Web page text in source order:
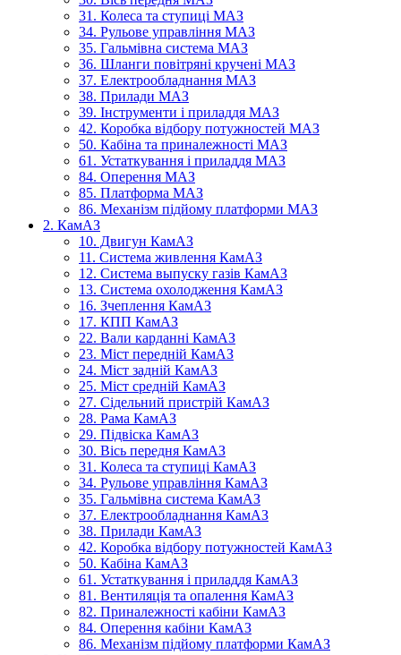
31. Колеса та ступиці МАЗ
34. Рульове управління МАЗ
35. Гальмівна система МАЗ
36. Шланги повітряні кручені МАЗ
37. Електрообладнання МАЗ
38. Прилади МАЗ
39. Інструменти і приладдя МАЗ
42. Коробка відбору потужностей МАЗ
50. Кабіна та приналежності МАЗ
61. Устаткування і приладдя МАЗ
84. Оперення МАЗ
85. Платформа МАЗ
86. Механізм підйому платформи МАЗ
2. КамАЗ
10. Двигун КамАЗ
11. Система живлення КамАЗ
12. Система выпуску газів КамАЗ
13. Система охолодження КамАЗ
16. Зчеплення КамАЗ
17. КПП КамАЗ
22. Вали карданні КамАЗ
23. Міст передній КамАЗ
24. Міст задній КамАЗ
25. Міст средній КамАЗ
27. Сідельний пристрій КамАЗ
28. Рама КамАЗ
29. Підвіска КамАЗ
30. Вісь передня КамАЗ
31. Колеса та ступиці КамАЗ
34. Рульове управління КамАЗ
35. Гальмівна система КамАЗ
37. Електрообладнання КамАЗ
38. Прилади КамАЗ
42. Коробка відбору потужностей КамАЗ
50. Кабіна КамАЗ
61. Устаткування і приладдя КамАЗ
81. Вентиляція та опалення КамАЗ
82. Приналежності кабіни КамАЗ
84. Оперення кабіни КамАЗ
86. Механізм підйому платформи КамАЗ